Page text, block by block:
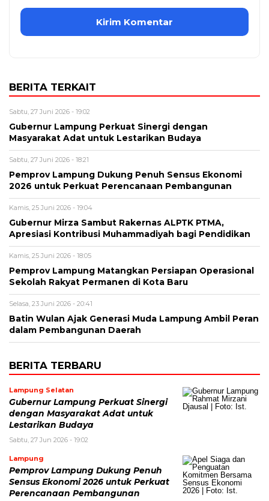
BERITA TERKAIT
Sabtu, 27 Juni 2026 - 19:02
Gubernur Lampung Perkuat Sinergi dengan
Masyarakat Adat untuk Lestarikan Budaya
Sabtu, 27 Juni 2026 - 18:21
Pemprov Lampung Dukung Penuh Sensus Ekonomi
2026 untuk Perkuat Perencanaan Pembangunan
Kamis, 25 Juni 2026 - 19:04
Gubernur Mirza Sambut Rakernas ALPTK PTMA,
Apresiasi Kontribusi Muhammadiyah bagi Pendidikan
Kamis, 25 Juni 2026 - 18:05
Pemprov Lampung Matangkan Persiapan Operasional
Sekolah Rakyat Permanen di Kota Baru
Selasa, 23 Juni 2026 - 20:41
Batin Wulan Ajak Generasi Muda Lampung Ambil Peran
dalam Pembangunan Daerah
BERITA TERBARU
Lampung Selatan
Gubernur Lampung Perkuat Sinergi
dengan Masyarakat Adat untuk
Lestarikan Budaya
Sabtu, 27 Jun 2026 - 19:02
Lampung
Pemprov Lampung Dukung Penuh
Sensus Ekonomi 2026 untuk Perkuat
Perencanaan Pembangunan